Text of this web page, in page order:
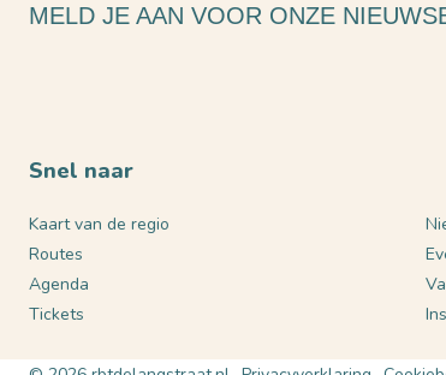
MELD JE AAN VOOR ONZE
Snel naar
Kaart van de regio
Routes
Agenda
Tickets